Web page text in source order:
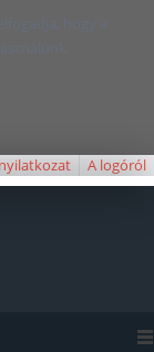
hogy a
A logóról